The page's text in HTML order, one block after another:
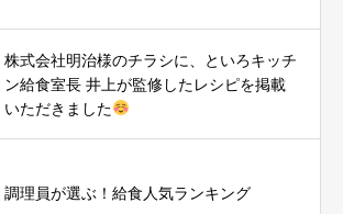
株式会社明治様のチラシに、といろキッチ
ン給食室長 井上が監修したレシピを掲載
いただきました
調理員が選ぶ！給食人気ランキング